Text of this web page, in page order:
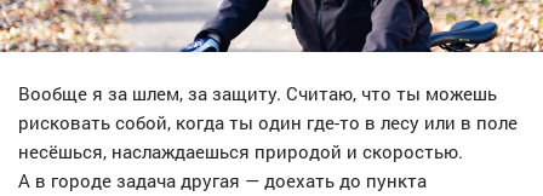
Вообще я за шлем, за защиту. Считаю, что ты можешь
рисковать собой, когда ты один где-то в лесу или в поле
несёшься, наслаждаешься природой и скоростью.
А в городе задача другая — доехать до пункта